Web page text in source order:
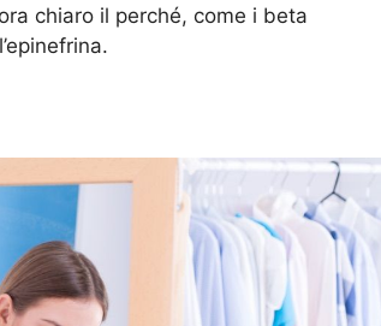
chiaro il perché, come i beta